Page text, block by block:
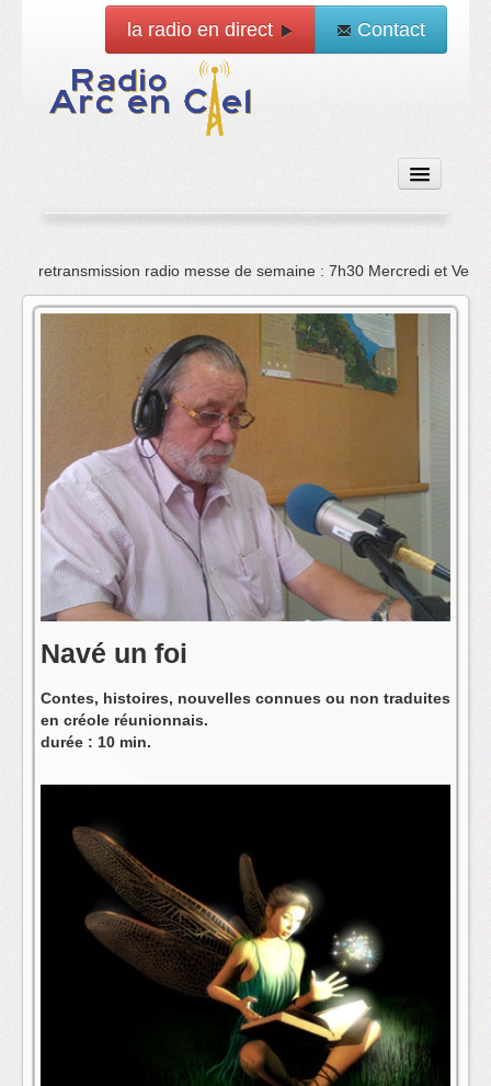
la radio en direct Contact
Accueil
Emissions
La radio
L'équipe
retransmission radio messe de semaine : 7h30 Mercredi et
Navé un foi
Contes, histoires, nouvelles connues ou non traduites
en créole réunionnais.
durée : 10 min.